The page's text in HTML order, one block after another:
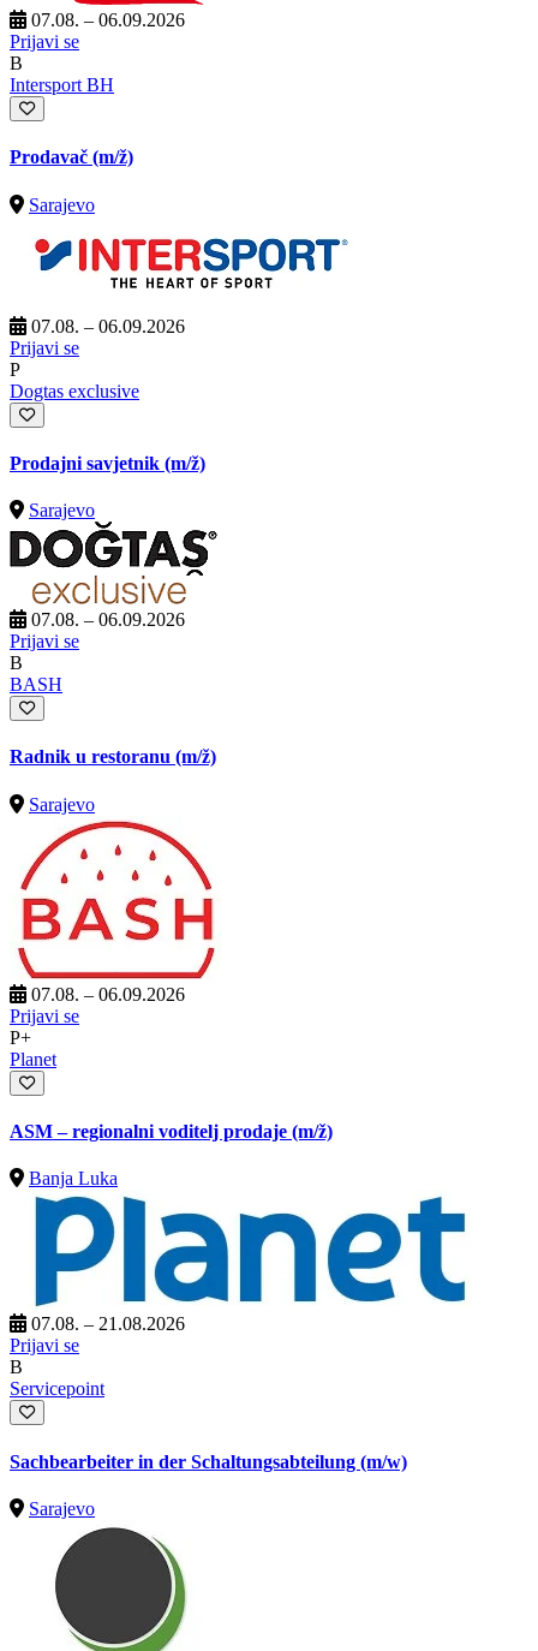
07.08. – 06.09.2026
Prijavi se
B
Intersport BH
Prodavač (m/ž)
Sarajevo
07.08. – 06.09.2026
Prijavi se
P
Dogtas exclusive
Prodajni savjetnik (m/ž)
Sarajevo
07.08. – 06.09.2026
Prijavi se
B
BASH
Radnik u restoranu (m/ž)
Sarajevo
07.08. – 06.09.2026
Prijavi se
P+
Planet
ASM – regionalni voditelj prodaje (m/ž)
Banja Luka
07.08. – 21.08.2026
Prijavi se
B
Servicepoint
Sachbearbeiter in der Schaltungsabteilung (m/w)
Sarajevo